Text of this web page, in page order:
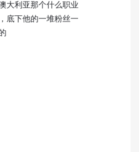
大利亚那个什么职业
底下他的一堆粉丝一